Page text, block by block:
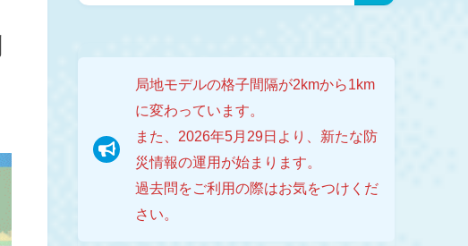
局地モデルの格子間隔が2kmから1km
に変わっています。
また、2026年5月29日より、新たな防
災情報の運用が始まります。
過去問をご利用の際はお気をつけくだ
さい。